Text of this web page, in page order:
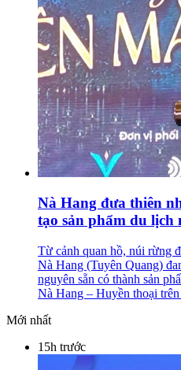
Nà Hang đưa thiên
tạo sản phẩm du lịch
Từ cảnh quan hồ, núi rừng
Nà Hang (Tuyên Quang)
nguyên sẵn có thành sản
Nà Hang – Huyền thoại
Mới nhất
15h trước